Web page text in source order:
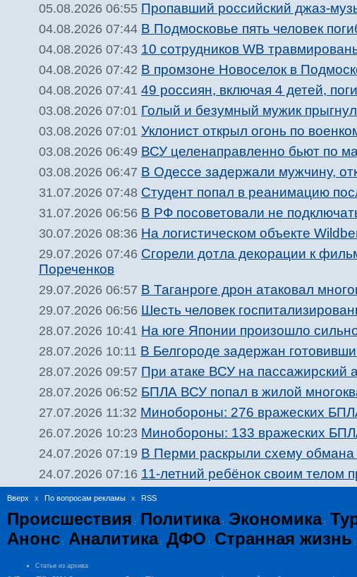
05.08.2026 06:55 Пропавший российский джаз-
04.08.2026 07:44 В Подмосковье пять человек
04.08.2026 07:43 10 сотрудников WB
04.08.2026 07:42 В промзоне Новоселок в
04.08.2026 07:41 49 россиян, включая 4 детей,
03.08.2026 07:01 Голый и безумный мужик
03.08.2026 07:01 Уклонист открыл огонь по
03.08.2026 06:49 ВСУ целенаправленно бьют по
03.08.2026 06:47 В Одессе задержали мужчину,
31.07.2026 07:48 Студент попал в реанимацию
31.07.2026 06:56 В РФ посоветовали не
30.07.2026 08:36 На логистическом объекте
29.07.2026 07:46 Сгорели дотла декорации к
Пореченков
29.07.2026 06:57 В Таганроге дрон атаковал
29.07.2026 06:56 Шесть человек
28.07.2026 10:41 На юге Японии произошло
28.07.2026 10:11 В Белгороде задержан
28.07.2026 09:57 При атаке ВСУ на пассажирский
28.07.2026 06:52 БПЛА ВСУ попал в жилой
27.07.2026 11:32 Минобороны: 276 вражеских
26.07.2026 10:23 Минобороны: 133 вражеских
24.07.2026 07:19 В Перми раскрыли схему
24.07.2026 07:16 11-летний ребёнок своим телом
Вверх x По вопросам рекламы x RSS
Происшествия : Политика: Экономика:
Анонс : Аналитика: ДФО : Странная жизнь :
Статьи из архива